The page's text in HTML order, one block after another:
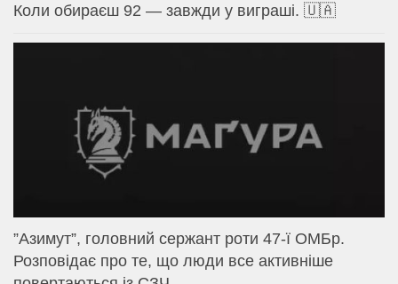
Коли обираєш 92 — завжди у виграші. 🇺🇦
⁨”Азимут”, головний сержант роти 47-ї ОМБр.
Розповідає про те, що люди все активніше